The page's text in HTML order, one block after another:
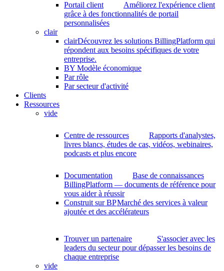
Portail client
Améliorez l'expérience client
grâce à des fonctionnalités de portail
personnalisées
clair
clairDécouvrez les solutions BillingPlatform qui
répondent aux besoins spécifiques de votre
entreprise.
BY Modèle économique
Par rôle
Par secteur d'activité
Clients
Ressources
vide
Centre de ressources
Rapports d'analystes,
livres blancs, études de cas, vidéos, webinaires,
podcasts et plus encore
Documentation
Base de connaissances
BillingPlatform — documents de référence pour
vous aider à réussir
Construit sur BPMarché des services à valeur
ajoutée et des accélérateurs
Trouver un partenaire
S'associer avec les
leaders du secteur pour dépasser les besoins de
chaque entreprise
vide